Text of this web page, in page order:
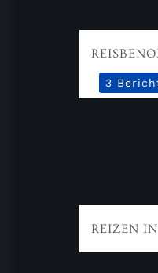
3
REIZEN